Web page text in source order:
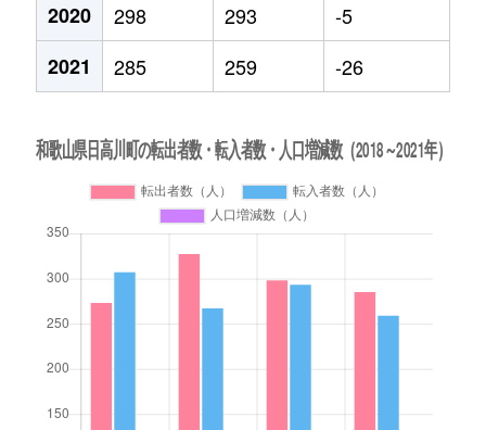
2020
298 293
-5
2021
285 259 -26